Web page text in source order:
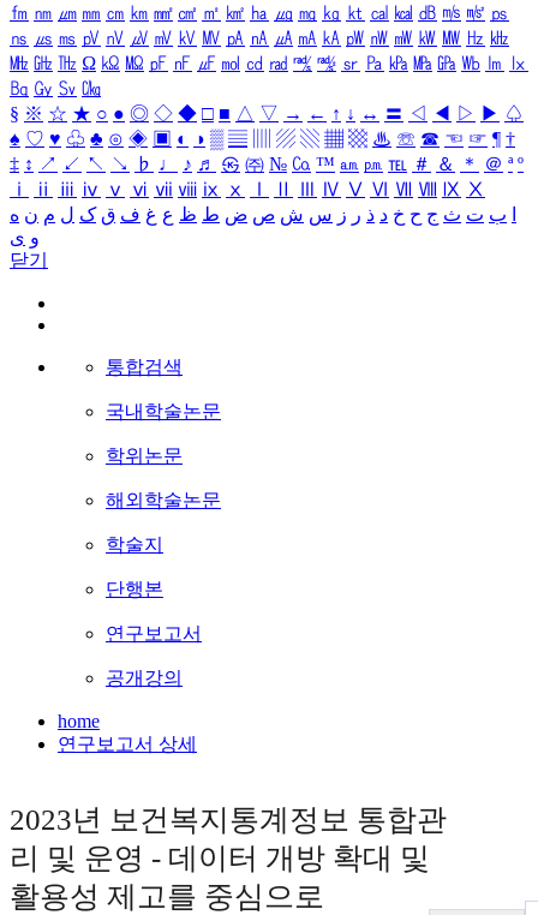
㎙ ㎚ ㎛ ㎜ ㎝ ㎞ ㎟ ㎠ ㎡ ㎢ ㏊ ㎍ ㎎ ㎏ ㏏ ㎈ ㎉ ㏈ ㎧ ㎨ ㎰
㎱ ㎲ ㎳ ㎴ ㎵ ㎶ ㎷ ㎸ ㎹ ㎀ ㎁ ㎂ ㎃ ㎄ ㎺ ㎻ ㎽ ㎾ ㎿ ㎐ ㎑
㎒ ㎓ ㎔ Ω ㏀ ㏁ ㎊ ㎋ ㎌ ㏖ ㏅ ㎭ ㎮ ㎯ ㏛ ㎩ ㎪ ㎫ ㎬ ㏝ ㏐
㏓
㏃ ㏉ ㏜ ㏆
§ ※ ☆ ★ ○ ● ◎ ◇ ◆ □ ■ △ ▽ → ← ↑ ↓ ↔ 〓 ◁ ◀ ▷ ▶ ♤
♠ ♡ ♥ ♧ ♣ ⊙ ◈ ▣ ◐ ◑ ▒ ▤ ▨ ▧ ▦ ▩ ♨ ☏ ☎ ☜ ☞ ¶ †
‡ ↕ ↗ ↙ ↖ ↘ ♭ ♩ ♪ ♬ ㉿ ㈜ № ㏇ ™ ㏂ ㏘ ℡ ＃ ＆ ＊ ＠ ª º
ⅰ
ⅱ ⅲ ⅳ ⅴ ⅵ ⅶ ⅷ ⅸ ⅹ Ⅳ Ⅴ Ⅵ Ⅶ Ⅷ Ⅸ Ⅹ
ب ت ث ج ح خ د ذ ر ز س ش ص ض ط ظ ع غ ف ق ک ل م ن ه
و ی
닫기
통합검색
국내학술논문
학위논문
해외학술논문
학술지
단행본
연구보고서
공개강의
home
연구보고서 상세
2023년 보건복지통계정보 통합관
리 및 운영 - 데이터 개방 확대 및
활용성 제고를 중심으로